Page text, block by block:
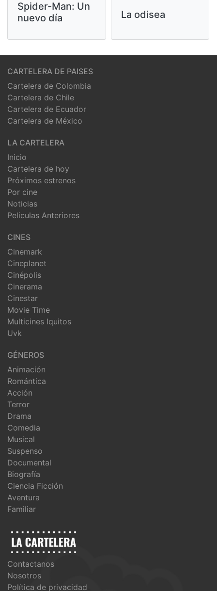
Spider-Man: Un
nuevo día
La odisea
CARTELERA DE PAISES
Cartelera de Colombia
Cartelera de Chile
Cartelera de Ecuador
Cartelera de México
LA CARTELERA
Inicio
Cartelera de hoy
Próximos estrenos
Por cine
Noticias
Peliculas Anteriores
CINES
Cinemark
Cineplanet
Cinépolis
Cinerama
Cinestar
Movie Time
Multicines Iquitos
Uvk
GÉNEROS
Animación
Romántica
Acción
Terror
Drama
Comedia
Musical
Suspenso
Documental
Biografía
Ciencia Ficción
Aventura
Familiar
Contactanos
Nosotros
Política de privacidad